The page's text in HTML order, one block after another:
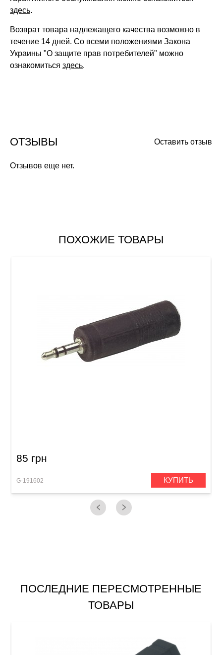
здесь.
Возврат товара надлежащего качества возможно в
течение 14 дней. Со всеми положениями Закона
Украины "О защите прав потребителей" можно
ознакомиться здесь.
Оставить отзыв
ОТЗЫВЫ
Отзывов еще нет.
ПОХОЖИЕ ТОВАРЫ
85 грн
G-191602 КУПИТЬ
ПОСЛЕДНИЕ ПЕРЕСМОТРЕННЫЕ
ТОВАРЫ